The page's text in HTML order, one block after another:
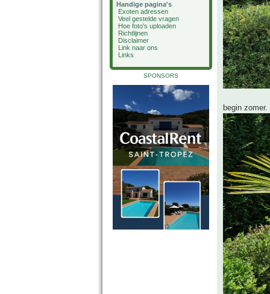
Handige pagina's
Exoten adressen
Veel gestelde vragen
Hoe foto's uploaden
Richtlijnen
Disclaimer
Link naar ons
Links
SPONSORS
begin zomer.